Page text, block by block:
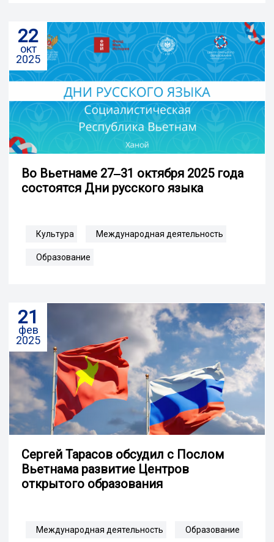
22
окт
2025
Во Вьетнаме 27‒31 октября 2025 года
состоятся Дни русского языка
Культура Международная деятельность
Образование
21
фев
2025
Сергей Тарасов обсудил с Послом
Вьетнама развитие Центров
открытого образования
Международная деятельность Образование